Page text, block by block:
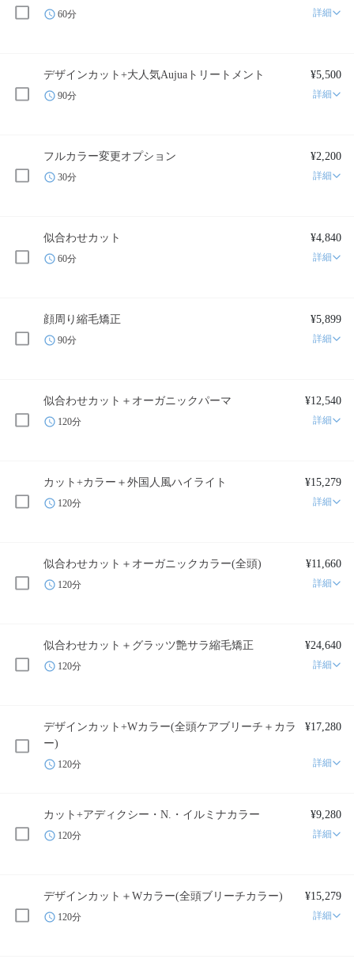
60分 詳細
デザインカット+大人気Aujuaトリートメント ¥5,500
90分 詳細
フルカラー変更オプション ¥2,200
30分 詳細
似合わせカット ¥4,840
60分 詳細
顔周り縮毛矯正 ¥5,899
90分 詳細
似合わせカット＋オーガニックパーマ ¥12,540
120分 詳細
カット+カラー＋外国人風ハイライト ¥15,279
120分 詳細
似合わせカット＋オーガニックカラー(全頭) ¥11,660
120分 詳細
似合わせカット＋グラッツ艶サラ縮毛矯正 ¥24,640
120分 詳細
デザインカット+Wカラー(全頭ケアブリーチ＋カラ
ー)
¥17,280
120分 詳細
カット+アディクシー・N.・イルミナカラー ¥9,280
120分 詳細
デザインカット＋Wカラー(全頭ブリーチカラー) ¥15,279
120分 詳細